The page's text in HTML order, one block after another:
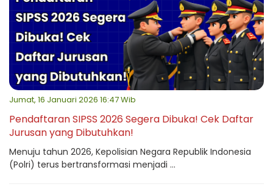
Jumat, 16 Januari 2026 16:47 Wib
Pendaftaran SIPSS 2026 Segera Dibuka! Cek Daftar
Jurusan yang Dibutuhkan!
Menuju tahun 2026, Kepolisian Negara Republik Indonesia
(Polri) terus bertransformasi menjadi ...